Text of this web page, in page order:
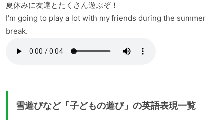
夏休みに友達とたくさん遊ぶぞ！
I’m going to play a lot with my friends during the summer
break.
雪遊びなど「子どもの遊び」の英語表現一覧